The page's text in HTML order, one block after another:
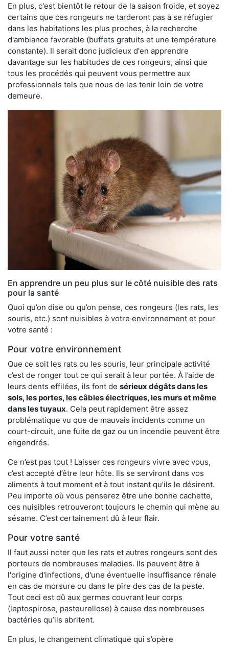
En plus, c'est bientôt le retour de la saison froide, et soyez
certains que ces rongeurs ne tarderont pas à se réfugier
dans les habitations les plus proches, à la recherche
d'ambiance favorable (buffets gratuits et une température
constante). Il serait donc judicieux d'en apprendre
davantage sur les habitudes de ces rongeurs, ainsi que
tous les procédés qui peuvent vous permettre aux
professionnels tels que nous de les tenir loin de votre
demeure.
En apprendre un peu plus sur le côté nuisible des rats
pour la santé
Quoi qu’on dise ou qu’on pense, ces rongeurs (les rats, les
souris, etc.) sont nuisibles à votre environnement et pour
votre santé :
Pour votre environnement
Que ce soit les rats ou les souris, leur principale activité
c’est de ronger tout ce qui serait à leur portée. À l’aide de
leurs dents effilées, ils font de sérieux dégâts dans les
sols, les portes, les câbles électriques, les murs et même
dans les tuyaux. Cela peut rapidement être assez
problématique vu que de mauvais incidents comme un
court-circuit, une fuite de gaz ou un incendie peuvent être
engendrés.
Ce n’est pas tout ! Laisser ces rongeurs vivre avec vous,
c’est accepté d’être leur hôte. Ils se serviront dans vos
aliments à tout moment et à tout instant qu’ils le désirent.
Peu importe où vous penserez être une bonne cachette,
ces nuisibles retrouveront toujours le chemin qui mène au
sésame. C’est certainement dû à leur flair.
Pour votre santé
Il faut aussi noter que les rats et autres rongeurs sont des
porteurs de nombreuses maladies. Ils peuvent être à
l'origine d'infections, d'une éventuelle insuffisance rénale
en cas de morsure ou dans le pire des cas de la peste.
Tout ceci est dû aux germes couvrant leur corps
(leptospirose, pasteurellose) à cause des nombreuses
bactéries qu’ils abritent.
En plus, le changement climatique qui s’opère